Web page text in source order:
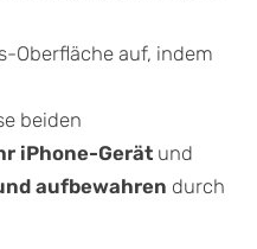
Oberfläche auf, indem
beiden
iPhone-Gerätund
aufbewahren durch